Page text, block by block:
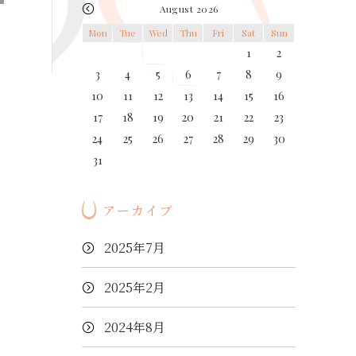
August 2026
Mon
Tue Wed Thu Fri Sat Sun
1
2
3
4 5 6 7 8
9
10
11 12 13 14 15
16
17
18 19 20 21 22
23
24
25 26 27 28 29
30
31
アーカイブ
2025年7月
2025年2月
2024年8月